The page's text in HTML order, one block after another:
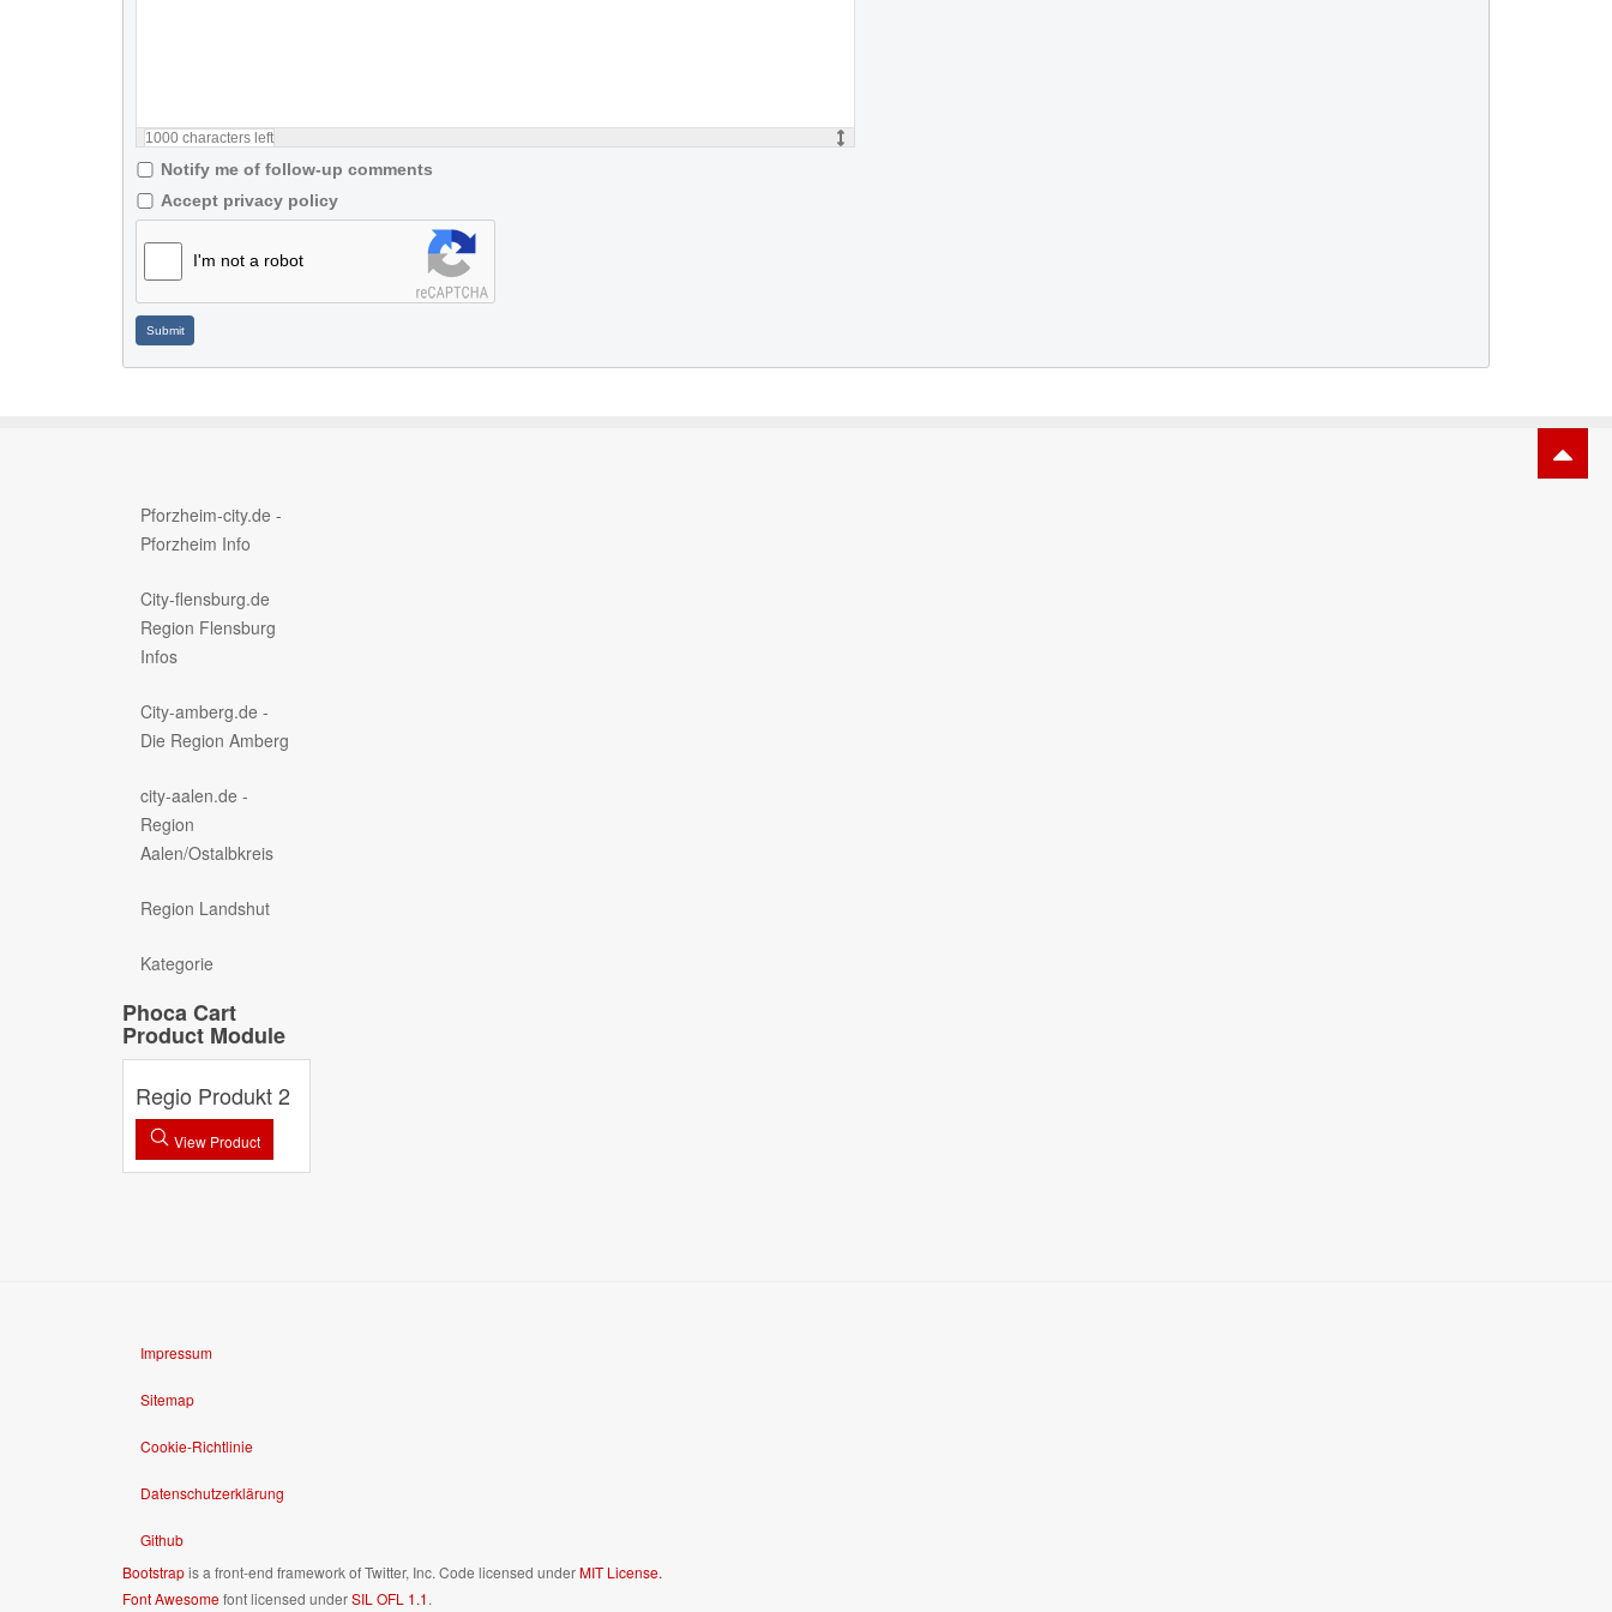
1000 characters left
Notify me of follow-up comments
Accept privacy policy
I'm not a robot
Submit
Pforzheim-city.de -
Pforzheim Info
City-flensburg.de
Region Flensburg
Infos
City-amberg.de -
Die Region Amberg
city-aalen.de -
Region
Aalen/Ostalbkreis
Region Landshut
Kategorie
Phoca Cart
Product Module
Regio Produkt 2
View Product
Impressum
Sitemap
Cookie-Richtlinie
Datenschutzerklärung
Github
Bootstrapis a front-end framework of Twitter, Inc. Code licensed underMIT License.
Font Awesomefont licensed underSIL OFL 1.1.